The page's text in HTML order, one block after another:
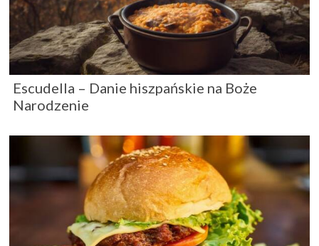
Escudella – Danie hiszpańskie na Boże
Narodzenie